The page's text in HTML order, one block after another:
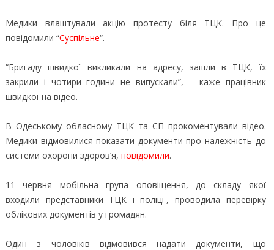
Медики влаштували акцію протесту біля ТЦК. Про це
повідомили “Суспільне“.
“Бригаду швидкої викликали на адресу, зашли в ТЦК, їх
закрили і чотири години не випускали”, – каже працівник
швидкої на відео.
В Одеському обласному ТЦК та СП прокоментували відео.
Медики відмовилися показати документи про належність до
системи охорони здоров’я, повідомили.
11 червня мобільна група оповіщення, до складу якої
входили представники ТЦК і поліції, проводила перевірку
облікових документів у громадян.
Один з чоловіків відмовився надати документи, що